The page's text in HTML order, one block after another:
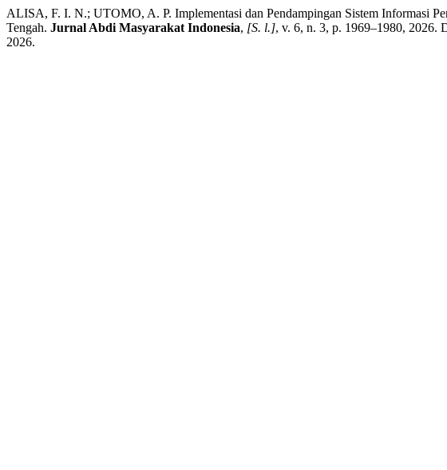
ALISA, F. I. N.; UTOMO, A. P. Implementasi dan Pendampingan Sistem Informasi
Tengah. Jurnal Abdi Masyarakat Indonesia, [S. l.], v. 6, n. 3, p. 1969–1980, 2026.
2026.